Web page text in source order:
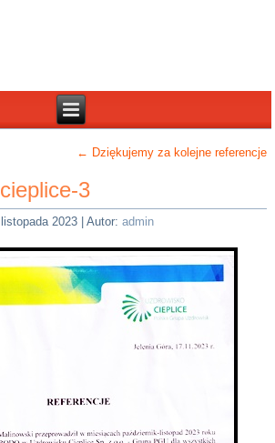
← Dziękujemy za kolejne referencje
3
2023 |Autor: admin